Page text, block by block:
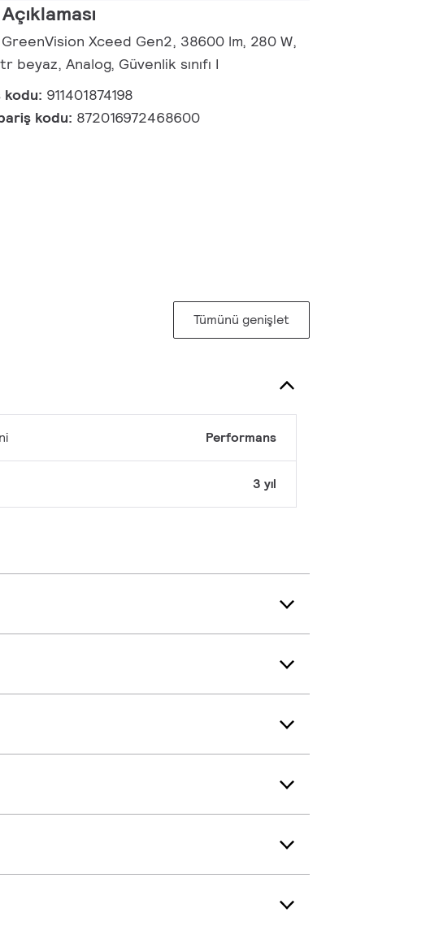
Xceed Gen2, 38600 lm, 280 W,
beyaz, Analog, Güvenlik sınıfı I
kodu: 911401874198
kodu: 872016972468600
Tümünü genişlet
Performans
3 yıl